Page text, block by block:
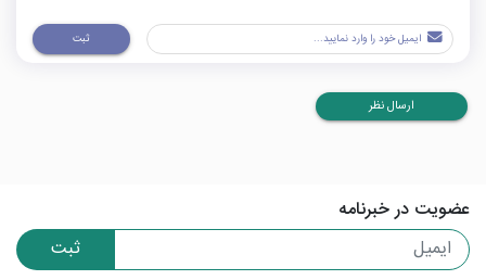
ثبت
ارسال نظر
عضویت در خبرنامه
ثبت